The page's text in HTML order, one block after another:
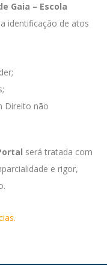
Gaia – Escola
identificação de atos
Direito não
será tratada com
e rigor,